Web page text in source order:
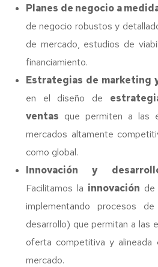
Planes de negocio a
de negocio robustos y
de mercado, estudios de
financiamiento.
Estrategias de marketing
en el diseño de
ventas que permiten a las
mercados altamente
como global.
Innovación y
Facilitamos la innovación de
implementando procesos
desarrollo) que permitan a las
oferta competitiva y alineada
mercado.